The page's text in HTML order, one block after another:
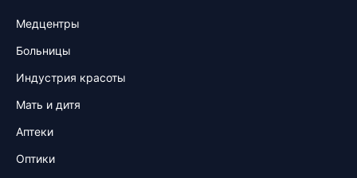
Медцентры
Больницы
Индустрия красоты
Мать и дитя
Аптеки
Оптики